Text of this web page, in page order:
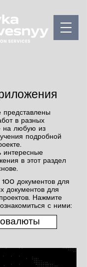
представлены
в разных
на любую из
подробной
интересные
в этот раздел
документов для
документов для
Нажмите
с ними: